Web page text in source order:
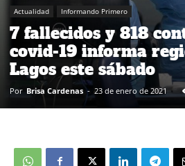
Actualidad Informando Primero
7 fallecidos y 818
covid-19 informa
Lagos este sábado
Por Brisa Cardenas - 23 de enero de 2021